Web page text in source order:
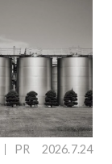
PR 2026.7.24